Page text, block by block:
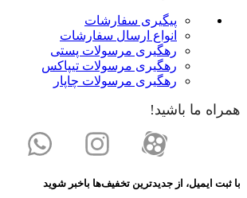
پیگیری سفارشات
انواع ارسال سفارشات
رهگیری مرسولات پستی
رهگیری مرسولات تیپاکس
رهگیری مرسولات چاپار
همراه ما باشید!
با ثبت ایمیل، از جدید‌ترین تخفیف‌ها با‌خبر شوید